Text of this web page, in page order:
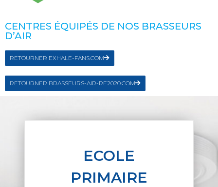
CENTRES ÉQUIPÉS DE NOS BRASSEURS
D’AIR
RETOURNER EXHALE-FANS.COM
RETOURNER BRASSEURS-AIR-RE2020.COM
ECOLE
PRIMAIRE